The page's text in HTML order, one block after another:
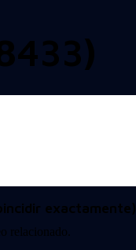
exactamente)
relacionado.